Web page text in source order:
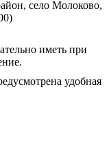
село Молоково,
иметь при
удобная